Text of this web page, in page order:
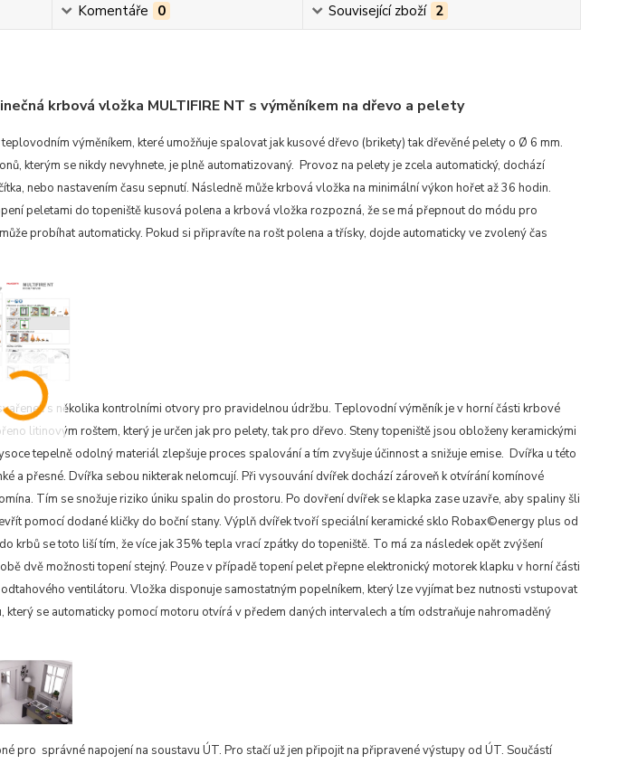
Komentáře 0 Související zboží 2
krbová vložka MULTIFIRE NT s výměníkem na dřevo a pelety
výměníkem, které umožňuje spalovat jak kusové dřevo (brikety) tak dřevěné pelety o Ø 6 mm.
kterým se nikdy nevyhnete, je plně automatizovaný. Provoz na pelety je zcela automatický, dochází
nebo nastavením času sepnutí. Následně může krbová vložka na minimální výkon hořet až 36 hodin.
peletami do topeniště kusová polena a krbová vložka rozpozná, že se má přepnout do módu pro
probíhat automaticky. Pokud si připravíte na rošt polena a třísky, dojde automaticky ve zvolený čas
s několika kontrolními otvory pro pravidelnou údržbu. Teplovodní výměník je v horní části krbové
litinovým roštem, který je určen jak pro pelety, tak pro dřevo. Steny topeniště jsou obloženy keramickými
tepelně odolný materiál zlepšuje proces spalování a tím zvyšuje účinnost a snižuje emise. Dvířka u této
a přesné. Dvířka sebou nikterak nelomcují. Při vysouvání dvířek dochází zároveň k otvírání komínové
Tím se snožuje riziko úniku spalin do prostoru. Po dovření dvířek se klapka zase uzavře, aby spaliny šli
pomocí dodané kličky do boční stany. Výplň dvířek tvoří speciální keramické sklo Robax©energy plus od
krbů se toto liší tím, že více jak 35% tepla vrací zpátky do topeniště. To má za následek opět zvýšení
dvě možnosti topení stejný. Pouze v případě topení pelet přepne elektronický motorek klapku v horní části
ventilátoru. Vložka disponuje samostatným popelníkem, který lze vyjímat bez nutnosti vstupovat
se automaticky pomocí motoru otvírá v předem daných intervalech a tím odstraňuje nahromaděný
pro správné napojení na soustavu ÚT. Pro stačí už jen připojit na připravené výstupy od ÚT. Součástí